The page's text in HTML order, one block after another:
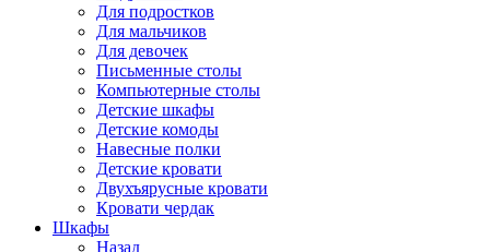
Для подростков
Для мальчиков
Для девочек
Письменные столы
Компьютерные столы
Детские шкафы
Детские комоды
Навесные полки
Детские кровати
Двухъярусные кровати
Кровати чердак
Шкафы
Назад